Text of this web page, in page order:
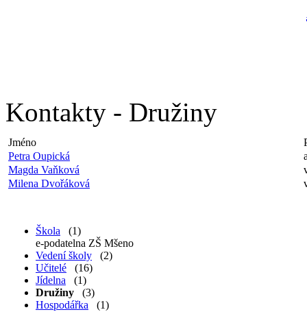
Kontakty - Družiny
Jméno
Petra Oupická
Magda Vaňková
Milena Dvořáková
Škola
(1)
e-podatelna ZŠ Mšeno
Vedení školy
(2)
Učitelé
(16)
Jídelna
(1)
Družiny
(3)
Hospodářka
(1)